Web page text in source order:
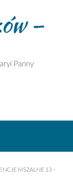
–
Panny
MSZALNE 13 –